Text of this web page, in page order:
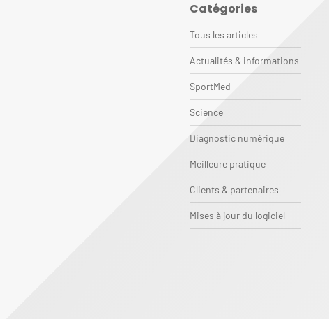
Catégories
Tous les articles
Actualités & informations
SportMed
Science
Diagnostic numérique
Meilleure pratique
Clients & partenaires
Mises à jour du logiciel